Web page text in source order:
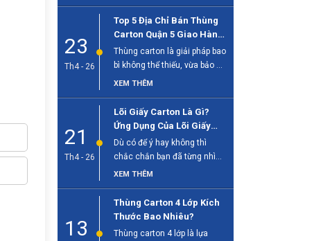
23
Th4 - 26
Top 5 Địa Chỉ Bán Thùng
Carton Quận 5 Giao Hàng
Tận Nơi
Thùng carton là giải pháp bao
bì không thể thiếu, vừa bảo vệ
sản phẩm, vừa [...]
XEM THÊM
21
Th4 - 26
Lõi Giấy Carton Là Gì?
Ứng Dụng Của Lõi Giấy
Trong Công Nghiệp
Dù có để ý hay không thì
chắc chắn bạn đã từng nhìn
thấy lõi giấy [...]
XEM THÊM
13
Thùng Carton 4 Lớp Kích
Thước Bao Nhiêu?
Thùng carton 4 lớp là lựa